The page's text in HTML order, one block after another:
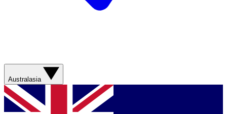
Australasia